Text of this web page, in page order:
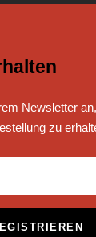
Newsletter
zu